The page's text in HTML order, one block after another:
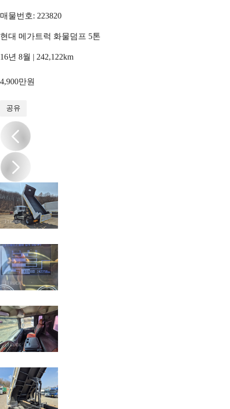
매물번호: 223820
현대 메가트럭 화물덤프 5톤
16년 8월 | 242,122km
4,900만원
공유
/10